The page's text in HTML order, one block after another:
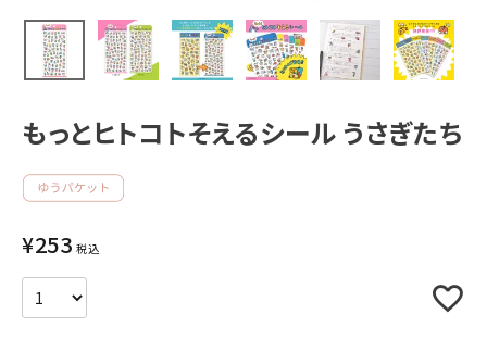
人気商品から探す
モチーフから探す
キャラクターから探す
アイテムから探す
INFORMATION
お知らせ
もっとヒトコトそえるシール うさぎたち
¥253 税込